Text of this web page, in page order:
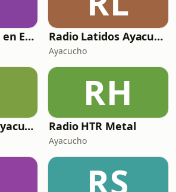
Radio HTR Rock en Español Radio Latidos Ayacucho
Ayacucho
RADIO CALOR Ayacucho
RH
Radio HTR Metal
Ayacucho
RS